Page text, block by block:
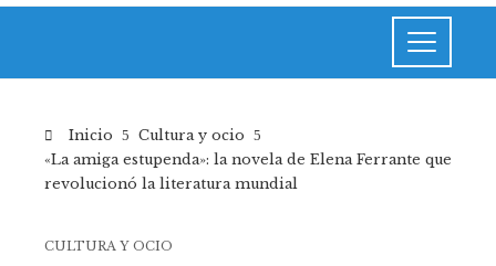
Inicio
Cultura y ocio
«La amiga estupenda»: la novela de Elena Ferrante que
revolucionó la literatura mundial
CULTURA Y OCIO